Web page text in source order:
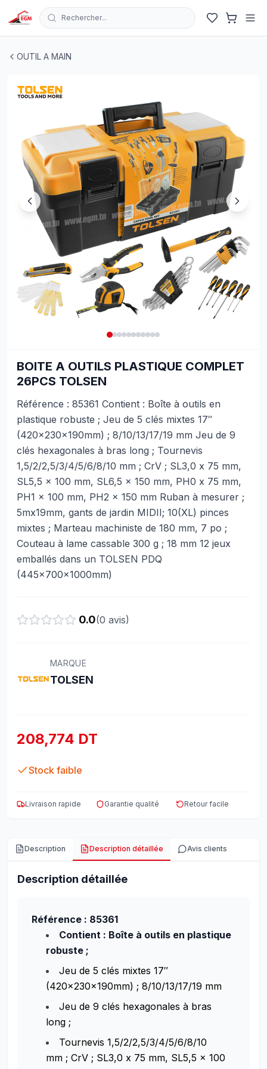
Rechercher...
OUTIL A MAIN
BOITE A OUTILS PLASTIQUE COMPLET
26PCS TOLSEN
Référence : 85361 Contient : Boîte à outils en
plastique robuste ; Jeu de 5 clés mixtes 17″
(420x230x190mm) ; 8/10/13/17/19 mm Jeu de 9
clés hexagonales à bras long ; Tournevis
1,5/2/2,5/3/4/5/6/8/10 mm ; CrV ; SL3,0 x 75 mm,
SL5,5 x 100 mm, SL6,5 x 150 mm, PH0 x 75 mm,
PH1 x 100 mm, PH2 x 150 mm Ruban à mesurer ;
5mx19mm, gants de jardin MIDII; 10(XL) pinces
mixtes ; Marteau machiniste de 180 mm, 7 po ;
Couteau à lame cassable 300 g ; 18 mm 12 jeux
emballés dans un TOLSEN PDQ
(445x700x1000mm)
0.0(0 avis)
MARQUE
TOLSEN
208,774 DT
Stock faible
Livraison rapide Garantie qualité Retour facile
Description Description détaillée Avis clients
Description détaillée
Référence : 85361
Contient : Boîte à outils en plastique
robuste ;
Jeu de 5 clés mixtes 17″
(420x230x190mm) ; 8/10/13/17/19 mm
Jeu de 9 clés hexagonales à bras
long ;
Tournevis 1,5/2/2,5/3/4/5/6/8/10
mm ; CrV ; SL3,0 x 75 mm, SL5,5 x 100